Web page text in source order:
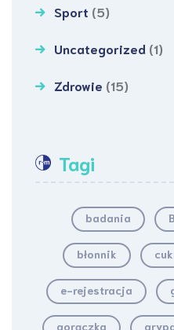
Sport (5)
Uncategorized (1)
Zdrowie (15)
Tagi
badania
błonnik
e-rejestracja
gorączka